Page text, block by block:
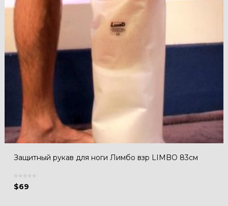
Защитный рукав для ноги Лимбо взр LIMBO 83см
$69